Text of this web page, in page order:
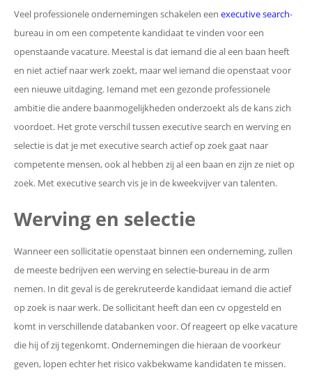
Veel professionele ondernemingen schakelen een executive search-
bureau in om een competente kandidaat te vinden voor een
openstaande vacature. Meestal is dat iemand die al een baan heeft
en niet actief naar werk zoekt, maar wel iemand die openstaat voor
een nieuwe uitdaging. Iemand met een gezonde professionele
ambitie die andere baanmogelijkheden onderzoekt als de kans zich
voordoet. Het grote verschil tussen executive search en werving en
selectie is dat je met executive search actief op zoek gaat naar
competente mensen, ook al hebben zij al een baan en zijn ze niet op
zoek. Met executive search vis je in de kweekvijver van talenten.
Werving en selectie
Wanneer een sollicitatie openstaat binnen een onderneming, zullen
de meeste bedrijven een werving en selectie-bureau in de arm
nemen. In dit geval is de gerekruteerde kandidaat iemand die actief
op zoek is naar werk. De sollicitant heeft dan een cv opgesteld en
komt in verschillende databanken voor. Of reageert op elke vacature
die hij of zij tegenkomt. Ondernemingen die hieraan de voorkeur
geven, lopen echter het risico vakbekwame kandidaten te missen.